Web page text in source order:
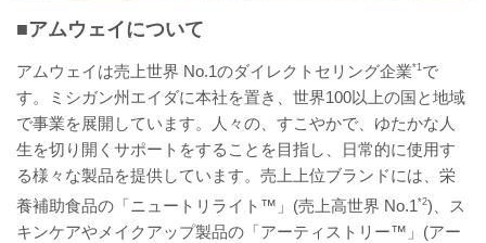
■アムウェイについて
アムウェイは売上世界 No.1のダイレクトセリング企業*1で
す。ミシガン州エイダに本社を置き、世界100以上の国と地域
で事業を展開しています。人々の、すこやかで、ゆたかな人
生を切り開くサポートをすることを目指し、日常的に使用す
る様々な製品を提供しています。売上上位ブランドには、栄
養補助食品の「ニュートリライト™」(売上高世界 No.1 *2)、ス
キンケアやメイクアップ製品の「アーティストリー™」(アー